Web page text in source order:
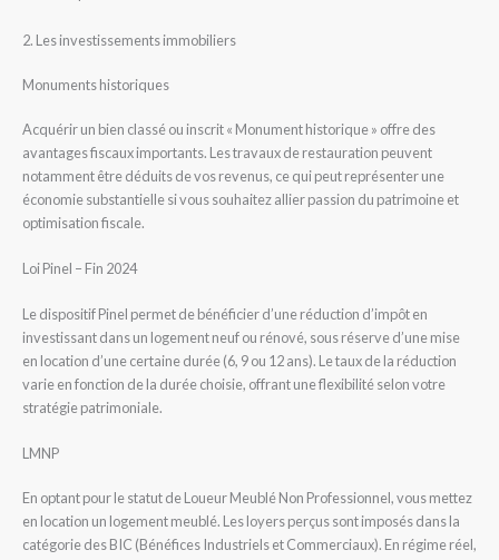
2. Les investissements immobiliers
Monuments historiques
Acquérir un bien classé ou inscrit « Monument historique » offre des
avantages fiscaux importants. Les travaux de restauration peuvent
notamment être déduits de vos revenus, ce qui peut représenter une
économie substantielle si vous souhaitez allier passion du patrimoine et
optimisation fiscale.
Loi Pinel – Fin 2024
Le dispositif Pinel permet de bénéficier d’une réduction d’impôt en
investissant dans un logement neuf ou rénové, sous réserve d’une mise
en location d’une certaine durée (6, 9 ou 12 ans). Le taux de la réduction
varie en fonction de la durée choisie, offrant une flexibilité selon votre
stratégie patrimoniale.
LMNP
En optant pour le statut de Loueur Meublé Non Professionnel, vous mettez
en location un logement meublé. Les loyers perçus sont imposés dans la
catégorie des BIC (Bénéfices Industriels et Commerciaux). En régime réel,